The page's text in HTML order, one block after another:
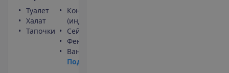
Туалет
Халат
Тапочки
Кондиционер
(индивидуальный)
Сейф
Фен
Ванна или душ
Под